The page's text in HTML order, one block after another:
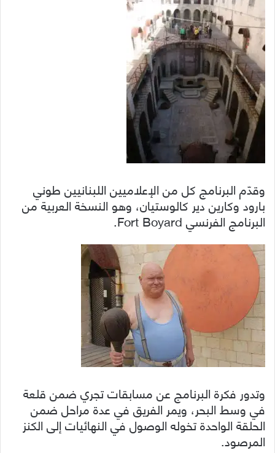
وقدّم البرنامج كل من الإعلاميين اللبنانيين طوني
بارود وكارين دير كالوستيان، وهو النسخة العربية من
البرنامج الفرنسي Fort Boyard.
وتدور فكرة البرنامج عن مسابقات تجري ضمن قلعة
في وسط البحر، ويمر الفريق في عدة مراحل ضمن
الحلقة الواحدة تخوله الوصول في النهائيات إلى الكنز
المرصود.